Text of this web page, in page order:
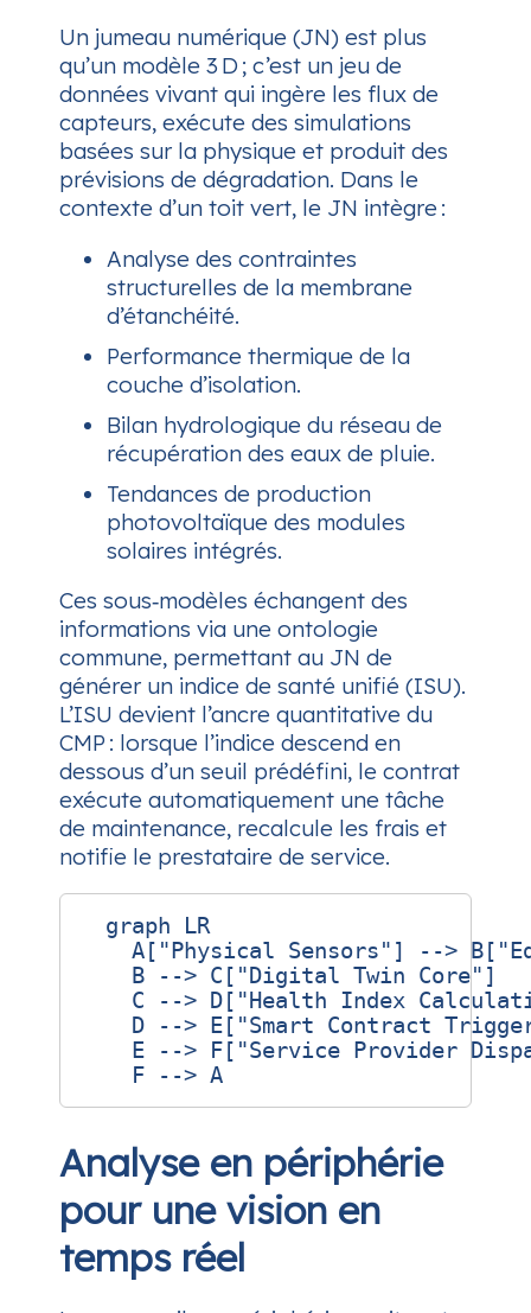
Un jumeau numérique (JN) est plus
qu’un modèle 3 D ; c’est un jeu de
données vivant qui ingère les flux de
capteurs, exécute des simulations
basées sur la physique et produit des
prévisions de dégradation. Dans le
contexte d’un toit vert, le JN intègre :
Analyse des contraintes
structurelles de la membrane
d’étanchéité.
Performance thermique de la
couche d’isolation.
Bilan hydrologique du réseau de
récupération des eaux de pluie.
Tendances de production
photovoltaïque des modules
solaires intégrés.
Ces sous‑modèles échangent des
informations via une ontologie
commune, permettant au JN de
générer un indice de santé unifié (ISU).
L’ISU devient l’ancre quantitative du
CMP : lorsque l’indice descend en
dessous d’un seuil prédéfini, le contrat
exécute automatiquement une tâche
de maintenance, recalcule les frais et
notifie le prestataire de service.
  graph LR
A["Physical Sensors"] -->
    B --> C["Digital Twin Core"]
C --> D["Health Index
D --> E["Smart Contract
E --> F["Service Provider
Analyse en périphérie
pour une vision en
temps réel